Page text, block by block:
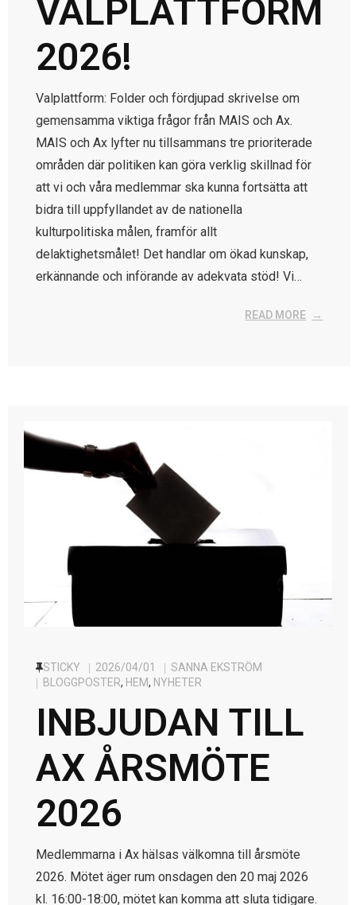
VALPLATTFORM
2026!
Valplattform: Folder och fördjupad skrivelse om
gemensamma viktiga frågor från MAIS och Ax.
MAIS och Ax lyfter nu tillsammans tre prioriterade
områden där politiken kan göra verklig skillnad för
att vi och våra medlemmar ska kunna fortsätta att
bidra till uppfyllandet av de nationella
kulturpolitiska målen, framför allt
delaktighetsmålet! Det handlar om ökad kunskap,
erkännande och införande av adekvata stöd! Vi…
READ MORE
STICKY 2026/04/01
SANNA EKSTRÖM
BLOGGPOSTER, HEM, NYHETER
INBJUDAN TILL
AX ÅRSMÖTE
2026
Medlemmarna i Ax hälsas välkomna till årsmöte
2026. Mötet äger rum onsdagen den 20 maj 2026
kl. 16:00-18:00, mötet kan komma att sluta tidigare.